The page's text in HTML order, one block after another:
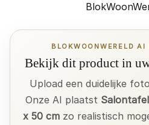
BLOKWOONWERELD AI
Bekijk dit product in
Upload een duidelijke
Onze AI plaatst
x 50 cmzo realistisch